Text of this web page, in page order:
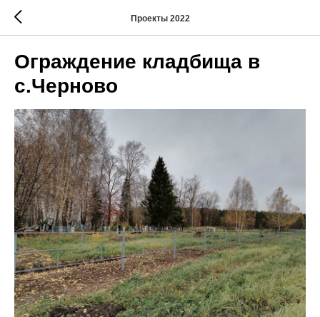
Проекты 2022
Ограждение кладбища в
с.Черново